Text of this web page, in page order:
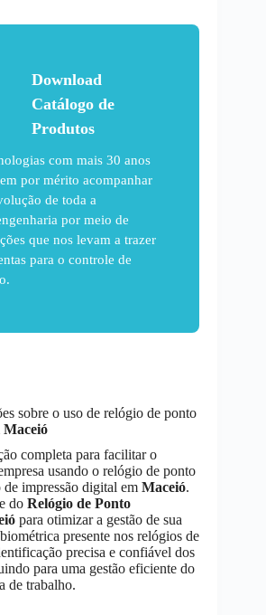
Download
Catálogo de
Produtos
com mais 30 anos
por mérito acompanhar
de toda a
por meio de
que nos levam a trazer
para o controle de
sobre o uso de relógio de ponto
Maceió
completa para facilitar o
usando o relógio de ponto
impressão digital em Maceió.
do Relógio de Ponto
para otimizar a gestão de sua
presente nos relógios de
precisa e confiável dos
para uma gestão eficiente do
de trabalho.